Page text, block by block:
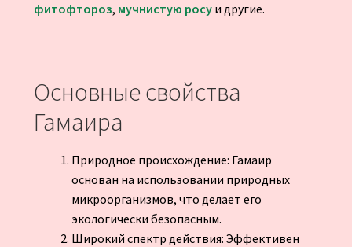
фитофтороз, мучнистую росуи другие.
Основные свойства
Гамаира
Природное происхождение: Гамаир
основан на использовании природных
микроорганизмов, что делает его
экологически безопасным.
Широкий спектр действия: Эффективен